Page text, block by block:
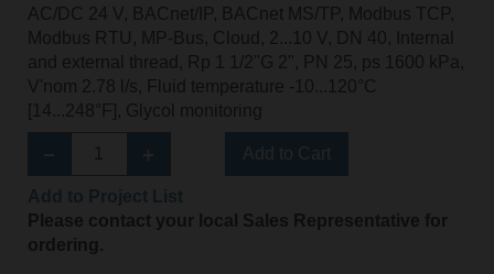
AC/DC 24 V, BACnet/IP, BACnet MS/TP, Modbus TCP,
Modbus RTU, MP-Bus, Cloud, 2...10 V, DN 40, Internal
and external thread, Rp 1 1/2"G 2", PN 25, ps 1600 kPa,
V'nom 2.78 l/s, Fluid temperature -10...120°C
[14...248°F], Glycol monitoring
Please contact your local Sales Representative for
ordering.